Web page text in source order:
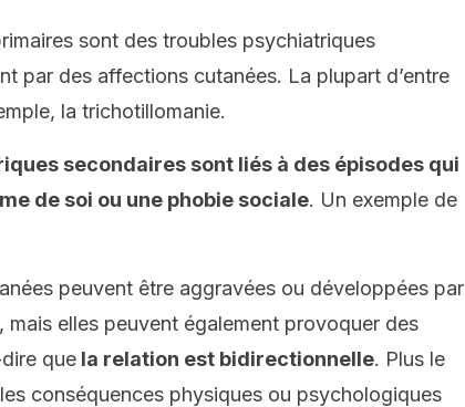
sont des troubles psychiatriques
par des affections cutanées. La plupart d’entre
la trichotillomanie.
secondaires sont liés à des épisodes qui
de soi ou une phobie sociale. Un exemple de
peuvent être aggravées ou développées par
elles peuvent également provoquer des
que la relation est bidirectionnelle. Plus le
conséquences physiques ou psychologiques